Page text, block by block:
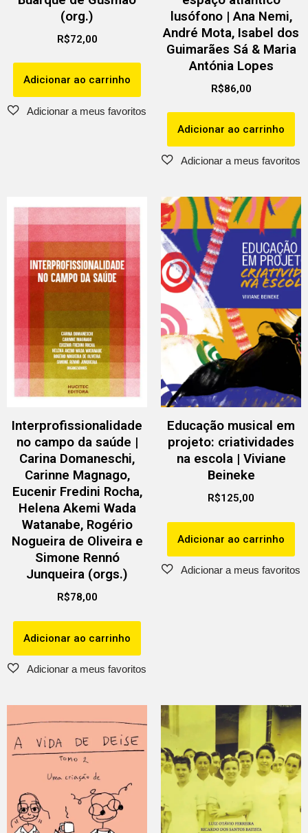
(org.)
R$72,00
Adicionar ao carrinho
lusófono | Ana Nemi,
André Mota, Isabel dos
Guimarães Sá & Maria
Antónia Lopes
R$86,00
Adicionar ao carrinho
Interprofissionalidade
no campo da saúde |
Carina Domaneschi,
Carinne Magnago,
Eucenir Fredini Rocha,
Helena Akemi Wada
Watanabe, Rogério
Nogueira de Oliveira e
Simone Rennó
Junqueira (orgs.)
R$78,00
Adicionar ao carrinho
Educação musical em
projeto: criatividades
na escola | Viviane
Beineke
R$125,00
Adicionar ao carrinho